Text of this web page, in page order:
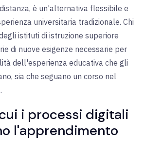
è un'alternativa flessibile e
universitaria tradizionale. Chi
istituti di istruzione superiore
di nuove esigenze necessarie per
dell'esperienza educativa che gli
sia che seguano un corso nel
i processi digitali
l'apprendimento